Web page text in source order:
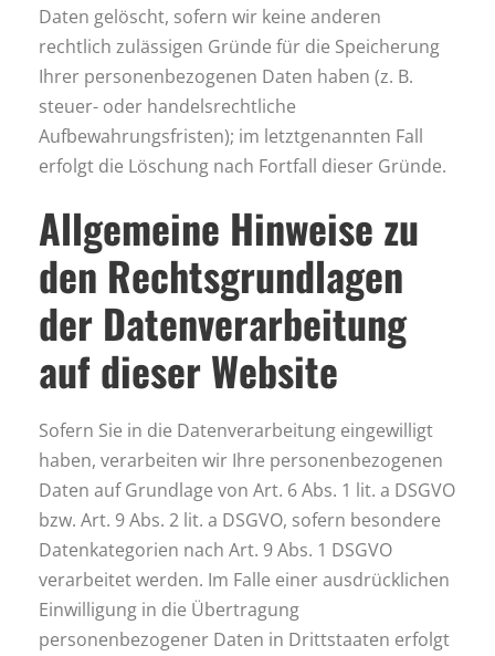
Daten gelöscht, sofern wir keine anderen
rechtlich zulässigen Gründe für die Speicherung
Ihrer personenbezogenen Daten haben (z. B.
steuer- oder handelsrechtliche
Aufbewahrungsfristen); im letztgenannten Fall
erfolgt die Löschung nach Fortfall dieser Gründe.
Allgemeine Hinweise zu
den Rechtsgrundlagen
der Datenverarbeitung
auf dieser Website
Sofern Sie in die Datenverarbeitung eingewilligt
haben, verarbeiten wir Ihre personenbezogenen
Daten auf Grundlage von Art. 6 Abs. 1 lit. a DSGVO
bzw. Art. 9 Abs. 2 lit. a DSGVO, sofern besondere
Datenkategorien nach Art. 9 Abs. 1 DSGVO
verarbeitet werden. Im Falle einer ausdrücklichen
Einwilligung in die Übertragung
personenbezogener Daten in Drittstaaten erfolgt